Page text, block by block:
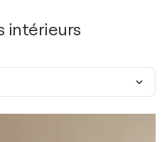
intérieurs